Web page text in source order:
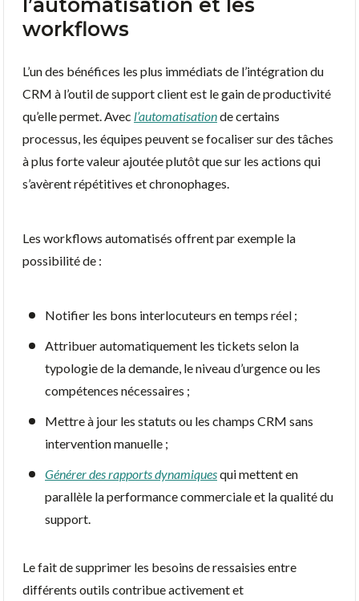
workflows
L’un des bénéfices les plus immédiats de l’intégration du
CRM à l’outil de support client est le gain de productivité
qu’elle permet. Avec l’automatisationde certains
processus, les équipes peuvent se focaliser sur des tâches
à plus forte valeur ajoutée plutôt que sur les actions qui
s’avèrent répétitives et chronophages.
Les workflows automatisés offrent par exemple la
possibilité de :
Notifier les bons interlocuteurs en temps réel ;
Attribuer automatiquement les tickets selon la
typologie de la demande, le niveau d’urgence ou les
compétences nécessaires ;
Mettre à jour les statuts ou les champs CRM sans
intervention manuelle ;
Générer des rapports dynamiquesqui mettent en
parallèle la performance commerciale et la qualité du
support.
Le fait de supprimer les besoins de ressaisies entre
différents outils contribue activement et